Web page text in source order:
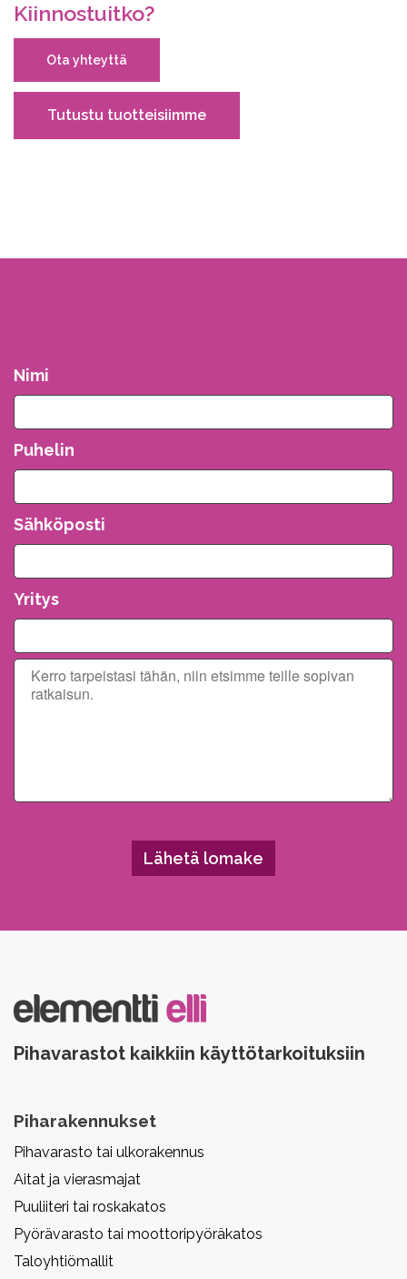
Kiinnostuitko?
Ota yhteyttä
Tutustu tuotteisiimme
Nimi
Puhelin
Sähköposti
Yritys
Pihavarastot kaikkiin käyttötarkoituksiin
Piharakennukset
Pihavarasto tai ulkorakennus
Aitat ja vierasmajat
Puuliiteri tai roskakatos
Pyörävarasto tai moottoripyöräkatos
Taloyhtiömallit